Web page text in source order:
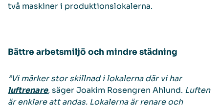
två maskiner i produktionslokalerna.
Bättre arbetsmiljö och mindre städning
”Vi märker stor skillnad i lokalerna där vi har
luftrenare,säger Joakim Rosengren Ahlund. Luften
är enklare att andas. Lokalerna är renare och